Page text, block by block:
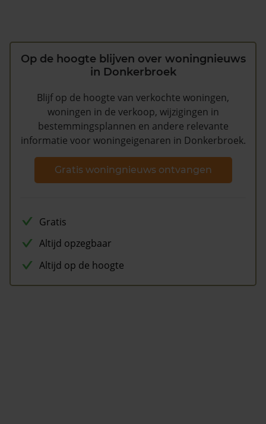
Op de hoogte blijven over woningnieuws
in Donkerbroek
Blijf op de hoogte van verkochte woningen,
woningen in de verkoop, wijzigingen in
bestemmingsplannen en andere relevante
informatie voor woningeigenaren in Donkerbroek.
Gratis woningnieuws ontvangen
Gratis
Altijd opzegbaar
Altijd op de hoogte